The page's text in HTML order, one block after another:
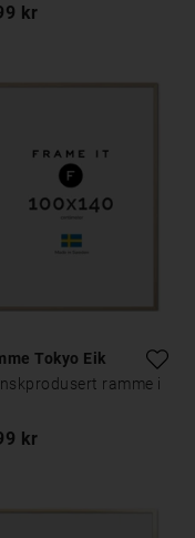
kr
Tokyo Eik
ramme i
kr